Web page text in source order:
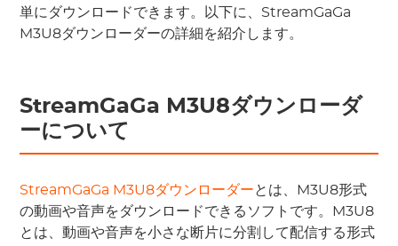
単にダウンロードできます。以下に、StreamGaGa
M3U8ダウンローダーの詳細を紹介します。
StreamGaGa M3U8ダウンローダ
ーについて
StreamGaGa M3U8ダウンローダーとは、M3U8形式
の動画や音声をダウンロードできるソフトです。M3U8
とは、動画や音声を小さな断片に分割して配信する形式